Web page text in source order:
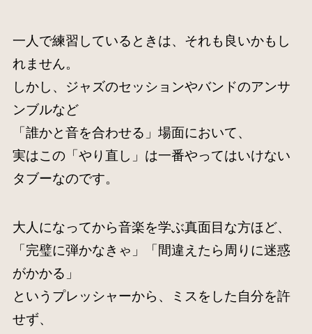
一人で練習しているときは、それも良いかもし
れません。
しかし、ジャズのセッションやバンドのアンサ
ンブルなど
「誰かと音を合わせる」場面において、
実はこの「やり直し」は一番やってはいけない
タブーなのです。
大人になってから音楽を学ぶ真面目な方ほど、
「完璧に弾かなきゃ」「間違えたら周りに迷惑
がかかる」
というプレッシャーから、ミスをした自分を許
せず、